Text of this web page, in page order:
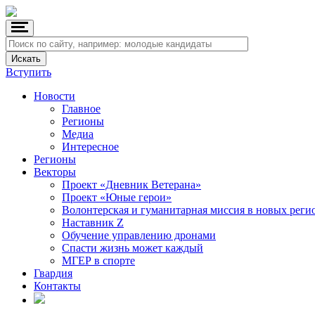
Вступить
Новости
Главное
Регионы
Медиа
Интересное
Регионы
Векторы
Проект «Дневник Ветерана»
Проект «Юные герои»
Волонтерская и гуманитарная миссия в новых
Наставник Z
Обучение управлению дронами
Спасти жизнь может каждый
МГЕР в спорте
Гвардия
Контакты